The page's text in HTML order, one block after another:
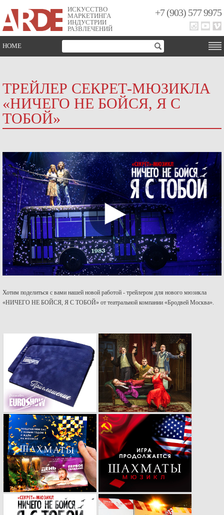
ИСКУССТВО
МАРКЕТИНГА
ИНДУСТРИИ
РАЗВЛЕЧЕНИЙ
+7 (903) 577 9975
HOME
ТРЕЙЛЕР СЕКРЕТ-МЮЗИКЛА
«НИЧЕГО НЕ БОЙСЯ, Я С
ТОБОЙ»
Хотим поделиться с вами нашей новой работой - трейлером для нового мюзикла
«НИЧЕГО НЕ БОЙСЯ, Я С ТОБОЙ» от театральной компании «Бродвей Москва».
Конверты из
бархатной тёмно-
синей бумаги с
серебряным
тиснением
Рекламный ролик
спектакля «Самая
смешная комедия о
том, как ШОУ
ПОШЛО НЕ ТАК».
Новогодняя
адаптация кей-
вижуалов мюзиклов
для сувенирной
полиграфии
Новый кей-вижуал
мюзикла
«Шахматы»